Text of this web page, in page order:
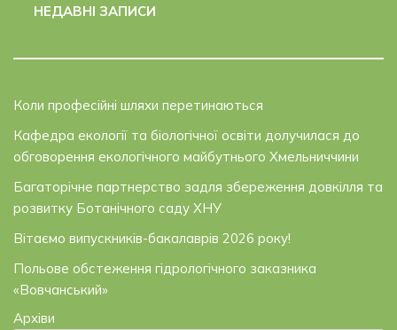
НЕДАВНІ ЗАПИСИ
Коли професійні шляхи перетинаються
Кафедра екології та біологічної освіти долучилася до
обговорення екологічного майбутнього Хмельниччини
Багаторічне партнерство задля збереження довкілля та
розвитку Ботанічного саду ХНУ
Вітаємо випускників-бакалаврів 2026 року!
Польове обстеження гідрологічного заказника
«Вовчанський»
Архіви